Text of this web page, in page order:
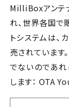
MilliBoxアンテ
れ、世界各国で
トシステムは、
売されています
でないのであ
します： OTA